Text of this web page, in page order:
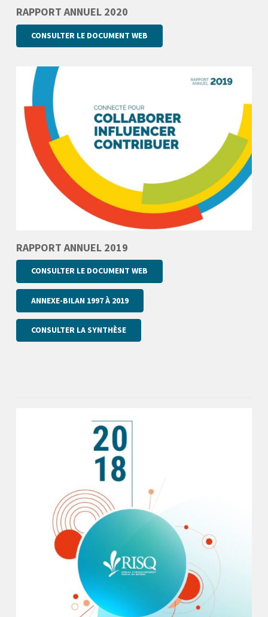
RAPPORT ANNUEL 2020
CONSULTER LE DOCUMENT WEB
RAPPORT ANNUEL 2019
CONSULTER LE DOCUMENT WEB
ANNEXE-BILAN 1997 À 2019
CONSULTER LA SYNTHÈSE